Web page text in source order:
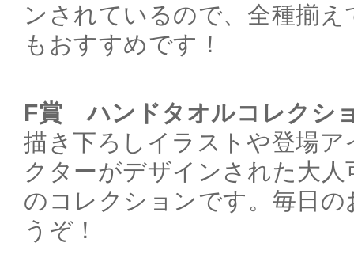
ンされているので、全種揃
もおすすめです！
F賞 ハンドタオルコレクシ
描き下ろしイラストや登場
クターがデザインされた大
のコレクションです。毎日
うぞ！